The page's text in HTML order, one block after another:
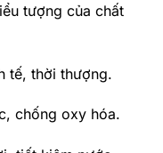
tượng của chất
tế, thời thượng.
chống oxy hóa.